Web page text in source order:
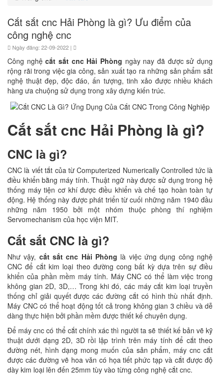
Cắt sắt cnc Hải Phòng là gì? Ưu điểm của
công nghệ cnc
Ngày đăng: 22-09-2022 |
Công nghệcắt sắt cnc Hải Phòng ngày nay đã được sử dụng
rộng rãi trong việc gia công, sản xuất tạo ra những sản phẩm sắt
nghệ thuật đẹp, độc đáo, ấn tượng, tinh xảo được nhiều khách
hàng ưa chuộng sử dụng trong xây dựng kiến trúc.
Cắt sắt cnc Hải Phòng là gì?
CNC là gì?
CNC là viết tắt của từ Computerized Numerically Controlled tức là
điều khiển bằng máy tính. Thuật ngữ này được sử dụng trong hệ
thống máy tiện cơ khí được điều khiển và chế tạo hoàn toàn tự
động. Hệ thống này được phát triển từ cuối những năm 1940 đầu
những năm 1950 bởi một nhóm thuộc phòng thí nghiệm
Servomechanism của học viện MIT.
Cắt sắt CNC là gì?
Như vậy, cắt sắt cnc Hải Phòng là việc ứng dụng công nghệ
CNC để cắt kim loại theo đường cong bất kỳ dựa trên sự điều
khiển của phần mềm máy tính. Máy CNC có thể làm việc trong
không gian 2D, 3D,… Trong khi đó, các máy cắt kim loại truyền
thống chỉ giải quyết được các đường cắt có hình thù nhất định.
Máy CNC có thể hoạt động tốt cả trong không gian 3 chiều và dễ
dàng thực hiện bởi phần mềm được thiết kế chuyên dụng.
Để máy cnc có thể cắt chính xác thì người ta sẽ thiết kế bản vẽ kỹ
thuật dưới dạng 2D, 3D rồi lập trình trên máy tính để cắt theo
đường nét, hình dạng mong muốn của sản phẩm, máy cnc cắt
được các đường vẽ hoa văn có họa tiết phức tạp và cắt được độ
dày kim loại lên đến 25mm tùy vào từng công nghệ cắt cnc.